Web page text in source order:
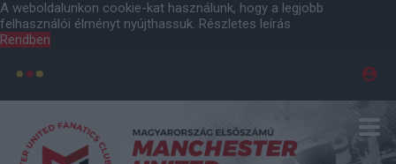
A weboldalunkon cookie-kat használunk, hogy a legjobb
felhasználói élményt nyújthassuk. Részletes leírás
Rendben